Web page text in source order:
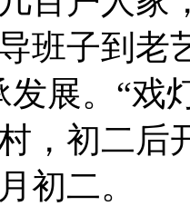
班子到老
发展。“戏
，初二后
初二。